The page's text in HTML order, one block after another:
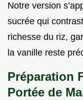
Notre version
sucrée qui
richesse du riz,
la vanille reste
Préparation
Portée de